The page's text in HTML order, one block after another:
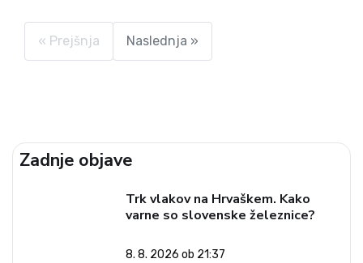
življenju, kot o zdajšnji, ki v megli išče odrešilna
pota. Končnega recepta seveda ni....
« Prejšnja Naslednja »
Zadnje objave
Trk vlakov na Hrvaškem. Kako
varne so slovenske železnice?
8. 8. 2026 ob 21:37